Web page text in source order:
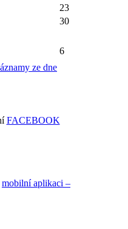
23
30
ze dne
6
FACEBOOK
mobilní aplikaci –